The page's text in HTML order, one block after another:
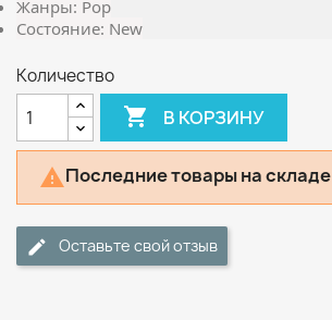
Жанры: Pop
Состояние: New
Количество
 В КОРЗИНУ
Последние товары на складе
Оставьте свой отзыв